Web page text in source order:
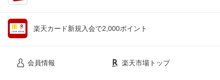
楽天カード新規入会で2,000ポイント
会員情報 楽天市場トップ